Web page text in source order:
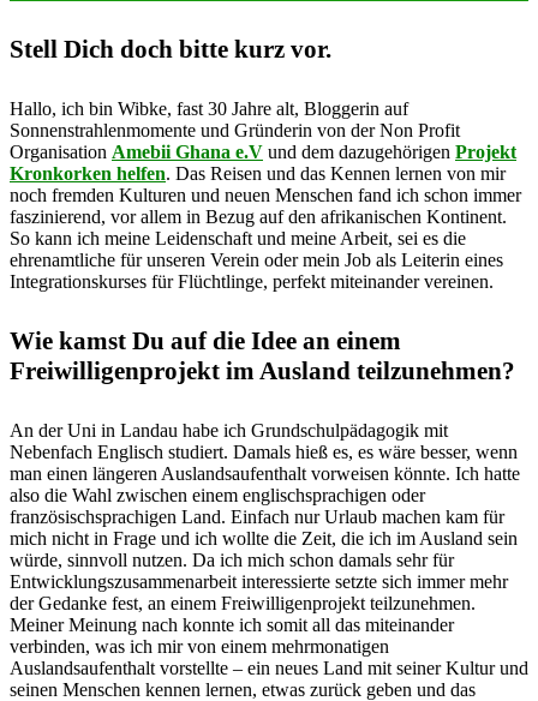
Stell Dich doch bitte kurz vor.
Hallo, ich bin Wibke, fast 30 Jahre alt, Bloggerin auf
Sonnenstrahlenmomente und Gründerin von der Non Profit
Organisation Amebii Ghana e.V und dem dazugehörigen Projekt
Kronkorken helfen. Das Reisen und das Kennen lernen von mir
noch fremden Kulturen und neuen Menschen fand ich schon immer
faszinierend, vor allem in Bezug auf den afrikanischen Kontinent.
So kann ich meine Leidenschaft und meine Arbeit, sei es die
ehrenamtliche für unseren Verein oder mein Job als Leiterin eines
Integrationskurses für Flüchtlinge, perfekt miteinander vereinen.
Wie kamst Du auf die Idee an einem
Freiwilligenprojekt im Ausland teilzunehmen?
An der Uni in Landau habe ich Grundschulpädagogik mit
Nebenfach Englisch studiert. Damals hieß es, es wäre besser, wenn
man einen längeren Auslandsaufenthalt vorweisen könnte. Ich hatte
also die Wahl zwischen einem englischsprachigen oder
französischsprachigen Land. Einfach nur Urlaub machen kam für
mich nicht in Frage und ich wollte die Zeit, die ich im Ausland sein
würde, sinnvoll nutzen. Da ich mich schon damals sehr für
Entwicklungszusammenarbeit interessierte setzte sich immer mehr
der Gedanke fest, an einem Freiwilligenprojekt teilzunehmen.
Meiner Meinung nach konnte ich somit all das miteinander
verbinden, was ich mir von einem mehrmonatigen
Auslandsaufenthalt vorstellte – ein neues Land mit seiner Kultur und
seinen Menschen kennen lernen, etwas zurück geben und das